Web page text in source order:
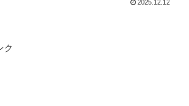
2025.12.12
ク